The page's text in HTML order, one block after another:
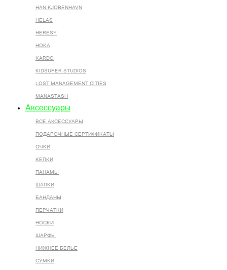
HAN KJOBENHAVN
HELAS
HERESY
HOKA
KARDO
KIDSUPER STUDIOS
LOST MANAGEMENT CITIES
MANASTASH
Аксессуары
ВСЕ AКСЕССУАРЫ
ПОДАРОЧНЫЕ СЕРТИФИКАТЫ
ОЧКИ
КЕПКИ
ПАНАМЫ
ШАПКИ
БАНДАНЫ
ПЕРЧАТКИ
НОСКИ
ШАРФЫ
НИЖНЕЕ БЕЛЬЕ
СУМКИ